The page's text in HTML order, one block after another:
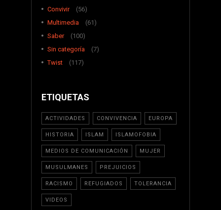
Convivir
(56)
Multimedia
(61)
Saber
(100)
Sin categoría
(7)
Twist
(117)
ETIQUETAS
ACTIVIDADES CONVIVENCIA EUROPA
HISTORIA ISLAM ISLAMOFOBIA
MEDIOS DE COMUNICACIÓN MUJER
MUSULMANES PREJUICIOS
RACISMO REFUGIADOS TOLERANCIA
VIDEOS